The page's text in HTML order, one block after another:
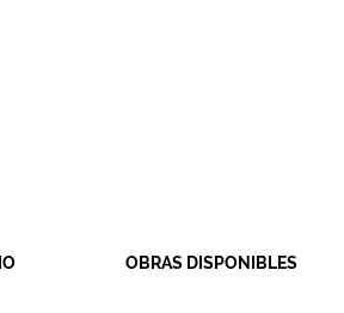
OBRAS DISPONIBLES